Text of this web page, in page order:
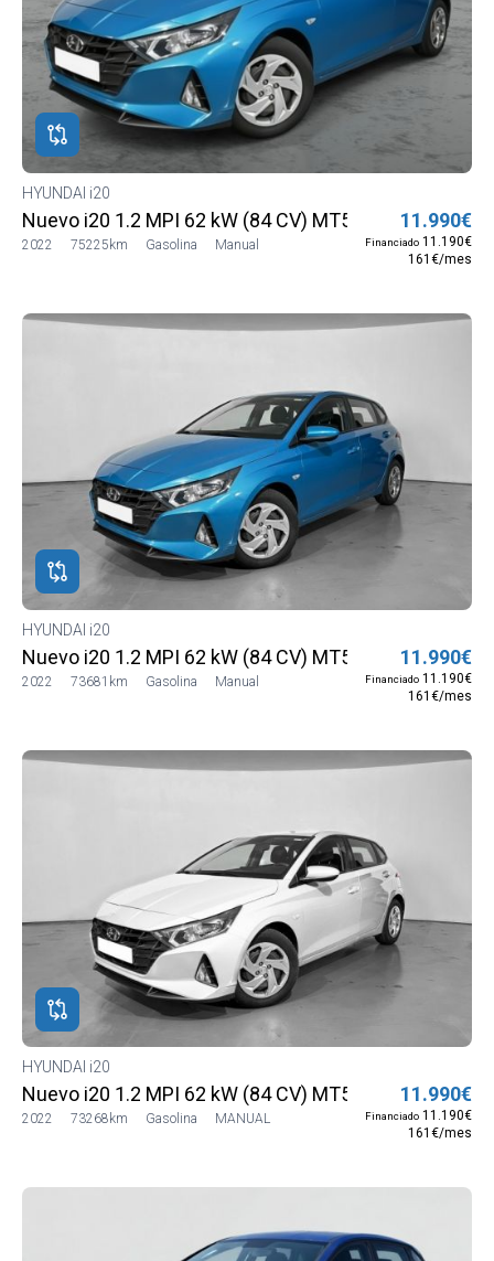
HYUNDAI i20
Nuevo i20 1.2 MPI 62 kW (84 CV) MT5 2WD Sense
2022 75225km Gasolina Manual
11.990€
Financiado 11.190€
161€/mes
HYUNDAI i20
Nuevo i20 1.2 MPI 62 kW (84 CV) MT5 2WD Sense
2022 73681km Gasolina Manual
11.990€
Financiado 11.190€
161€/mes
HYUNDAI i20
Nuevo i20 1.2 MPI 62 kW (84 CV) MT5 2WD Sense
2022 73268km Gasolina MANUAL
11.990€
Financiado 11.190€
161€/mes